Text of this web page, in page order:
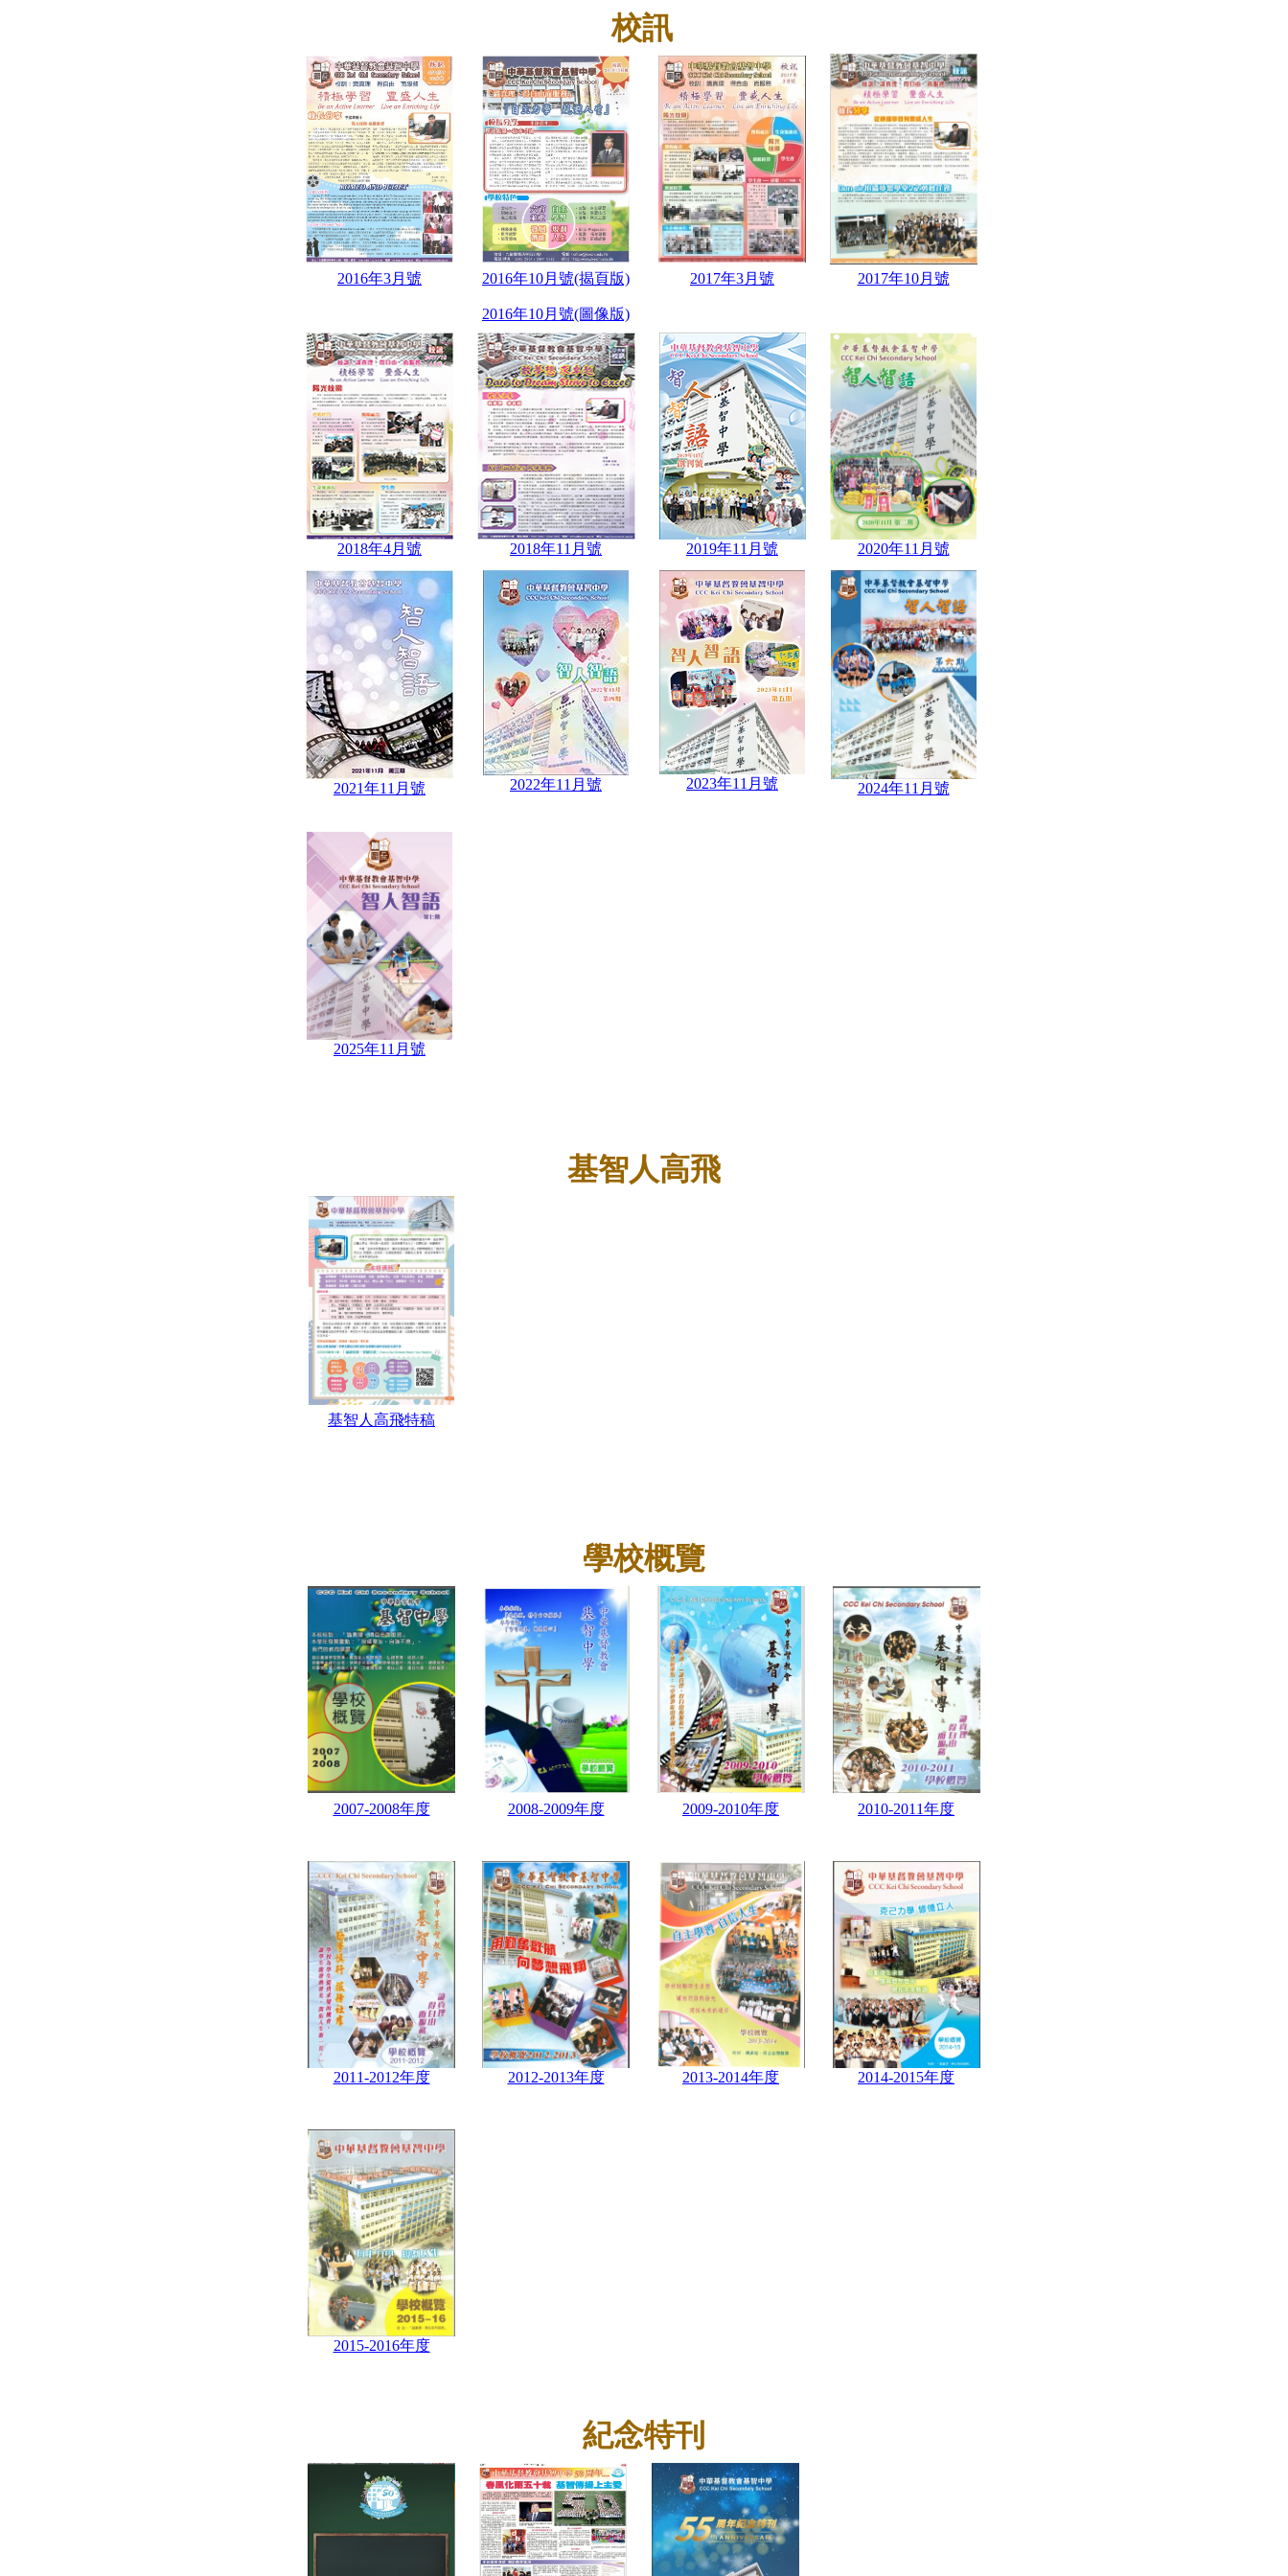
校訊
2016年3月號 2016年10月號(揭頁版)
2016年10月號(圖像版)
2017年3月號 2017年10月號
2018年4月號 2018年11月號 2019年11月號 2020年11月號
2021年11月號 2022年11月號 2023年11月號 2024年11月號
2025年11月號
基智人高飛
基智人高飛特稿
學校概覽
2007-2008年度 2008-2009年度 2009-2010年度 2010-2011年度
2011-2012年度 2012-2013年度 2013-2014年度 2014-2015年度
2015-2016年度
紀念特刊